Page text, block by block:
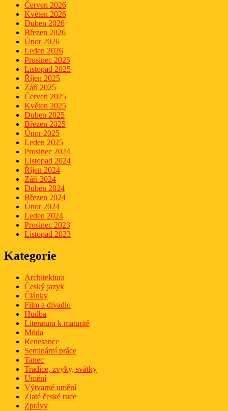
Červen 2026
Květen 2026
Duben 2026
Březen 2026
Únor 2026
Leden 2026
Prosinec 2025
Listopad 2025
Říjen 2025
Září 2025
Červen 2025
Květen 2025
Duben 2025
Březen 2025
Únor 2025
Leden 2025
Prosinec 2024
Listopad 2024
Říjen 2024
Září 2024
Duben 2024
Březen 2024
Únor 2024
Leden 2024
Prosinec 2023
Listopad 2023
Kategorie
Architektura
Český jazyk
Články
Film a divadlo
Hudba
Literatura k maturitě
Móda
Renesance
Seminární práce
Tanec
Tradice, zvyky, svátky
Umění
Výtvarné umění
Zlaté české ruce
Zprávy